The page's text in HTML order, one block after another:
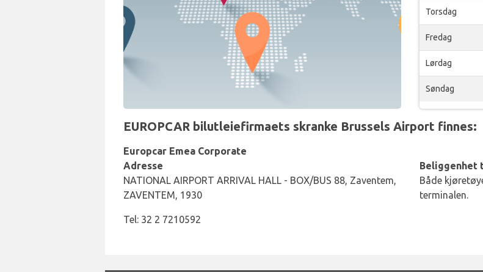
Torsdag
Fredag
Lørdag
Søndag
EUROPCAR bilutleiefirmaets skranke Brussels Airport finnes:
Europcar Emea Corporate
Adresse
NATIONAL AIRPORT ARRIVAL HALL - BOX/BUS 88, Zaventem,
ZAVENTEM, 1930
Tel: 32 2 7210592
Beliggenhet
Både
terminalen.